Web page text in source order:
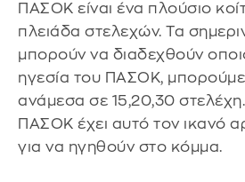
ΠΑΣΟΚ είναι ένα πλούσιο
πλειάδα στελεχών. Τα
μπορούν να διαδεχθούν
ηγεσία του ΠΑΣΟΚ, μπορούμε
ανάμεσα σε 15,20,30 στελέχη.
ΠΑΣΟΚ έχει αυτό τον ικανό
για να ηγηθούν στο κόμμα.